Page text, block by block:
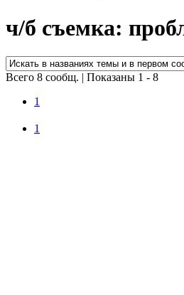
ч/б съемка:
Всего 8 сообщ. | Показаны 1 - 8
1
1